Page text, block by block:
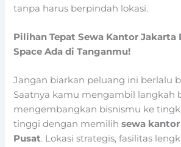
tanpa harus berpindah lokasi.
Pilihan Tepat Sewa Kantor Jakarta
Space Ada di Tanganmu!
Jangan biarkan peluang ini berlalu
Saatnya kamu mengambil langkah
mengembangkan bisnismu ke
tinggi dengan memilihsewa
Pusat. Lokasi strategis, fasilitas